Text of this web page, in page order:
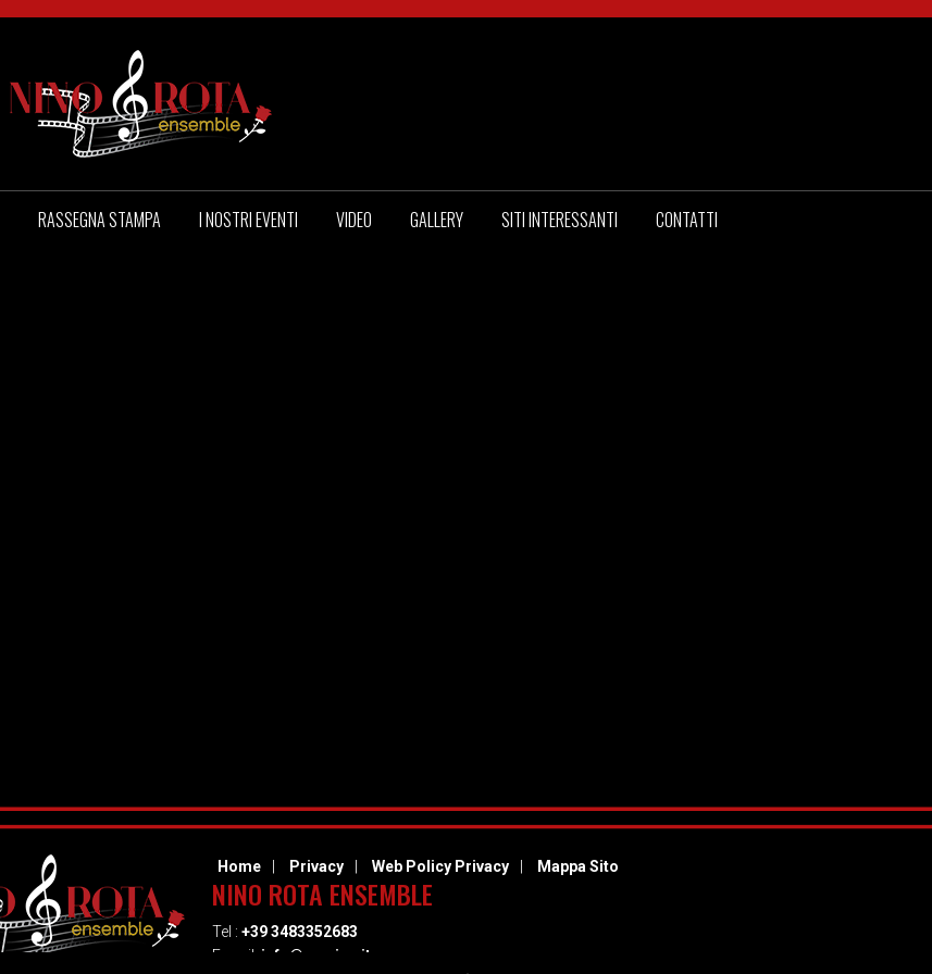
RASSEGNA STAMPA I NOSTRI EVENTI VIDEO GALLERY SITI INTERESSANTI CONTATTI
Home Privacy Web Policy Privacy Mappa Sito
NINO ROTA ENSEMBLE
Tel : +39 3483352683
E-mail: info@musica.it